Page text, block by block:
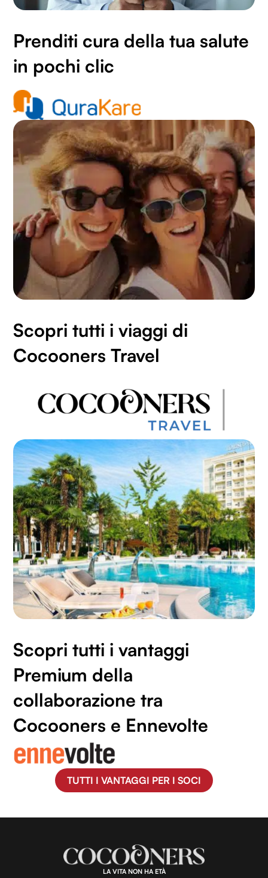
Prenditi cura della tua salute
in pochi clic
Scopri tutti i viaggi di
Cocooners Travel
Scopri tutti i vantaggi
Premium della
collaborazione tra
Cocooners e Ennevolte
TUTTI I VANTAGGI PER I SOCI
LA VITA NON HA ETÀ